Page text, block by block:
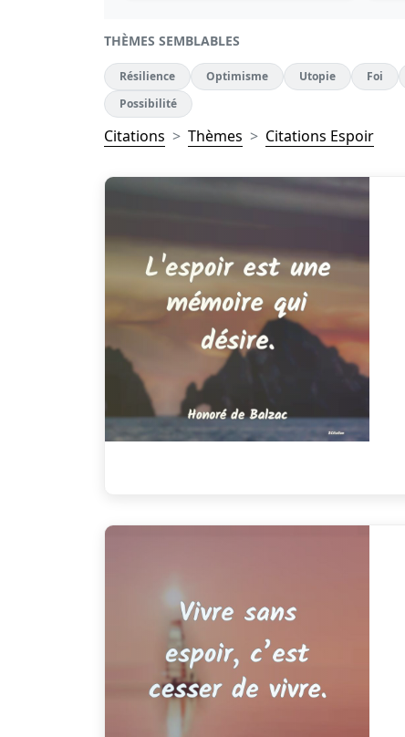
THÈMES SEMBLABLES
Résilience Optimisme Utopie Foi
Possibilité
Citations Thèmes Citations Espoir